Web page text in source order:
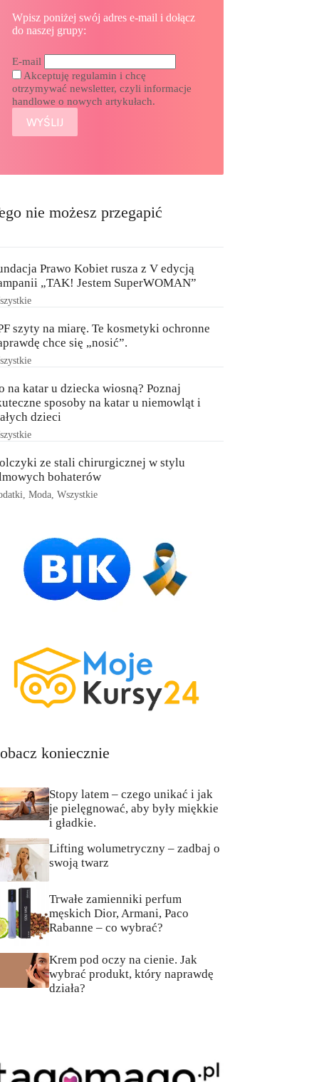
Wpisz poniżej swój adres e-mail i dołącz
do naszej grupy:
E-mail
Akceptuję regulamin i chcę
otrzymywać newsletter, czyli informacje
handlowe o nowych artykułach.
nie możesz przegapić
Prawo Kobiet rusza z V edycją
„TAK! Jestem SuperWOMAN”
szyty na miarę. Te kosmetyki ochronne
chce się „nosić”.
na katar u dziecka wiosną? Poznaj
sposoby na katar u niemowląt i
dzieci
ze stali chirurgicznej w stylu
bohaterów
,Moda,Wszystkie
koniecznie
Stopy latem – czego unikać i jak
je pielęgnować, aby były miękkie
i gładkie.
Lifting wolumetryczny – zadbaj o
swoją twarz
Trwałe zamienniki perfum
męskich Dior, Armani, Paco
Rabanne – co wybrać?
Krem pod oczy na cienie. Jak
wybrać produkt, który naprawdę
działa?